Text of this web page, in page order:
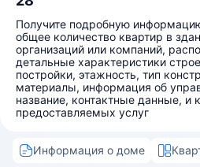
Получите подробную
общее количество квартир в
организаций или компаний,
детальные характеристики
постройки, этажность, тип
материалы, информация об
название, контактные данные, и
предоставляемых услуг
Информация о доме